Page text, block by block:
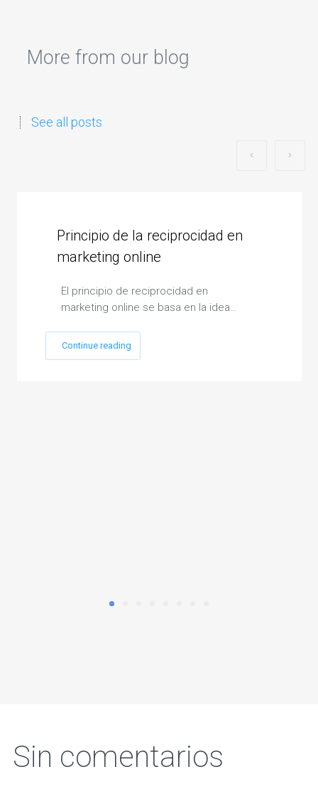
More from our blog
See all posts
Principio de la reciprocidad en
marketing online
El principio de reciprocidad en
marketing online se basa en la idea…
Continue reading
Sin comentarios